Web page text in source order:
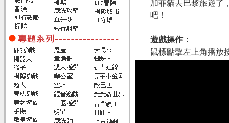
加菲貓去巴黎旅遊了
吧！
遊戲操作：
鼠標點擊左上角播放